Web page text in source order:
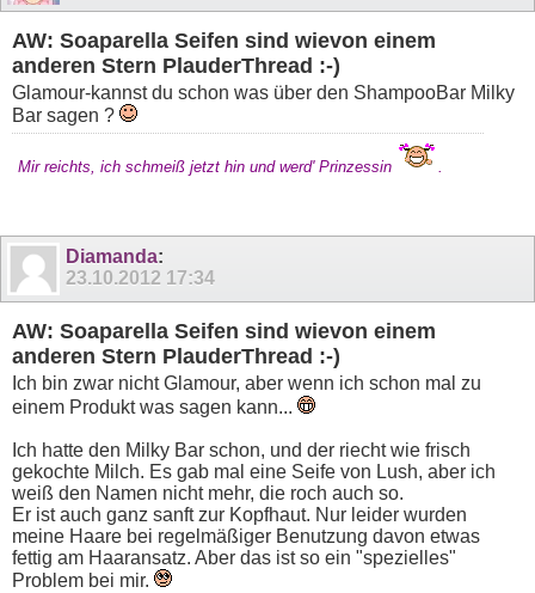
AW: Soaparella Seifen sind wievon einem
anderen Stern PlauderThread :-)
Glamour-kannst du schon was über den ShampooBar Milky
Bar sagen ?
Mir reichts, ich schmeiß jetzt hin und werd' Prinzessin .
Diamanda:
23.10.2012 17:34
AW: Soaparella Seifen sind wievon einem
anderen Stern PlauderThread :-)
Ich bin zwar nicht Glamour, aber wenn ich schon mal zu
einem Produkt was sagen kann...
Ich hatte den Milky Bar schon, und der riecht wie frisch
gekochte Milch. Es gab mal eine Seife von Lush, aber ich
weiß den Namen nicht mehr, die roch auch so.
Er ist auch ganz sanft zur Kopfhaut. Nur leider wurden
meine Haare bei regelmäßiger Benutzung davon etwas
fettig am Haaransatz. Aber das ist so ein "spezielles"
Problem bei mir.